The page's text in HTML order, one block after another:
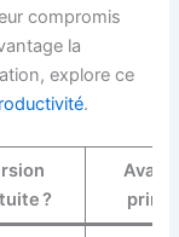
compromis
la
explore ce
.
?